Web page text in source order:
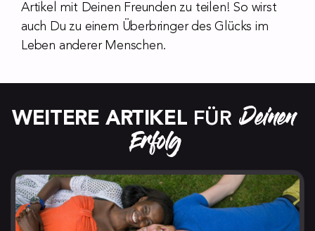
Artikel mit Deinen Freunden zu teilen! So wirst
auch Du zu einem Überbringer des Glücks im
Leben anderer Menschen.
WEITERE ARTIKEL FÜR Deinen
Erfolg